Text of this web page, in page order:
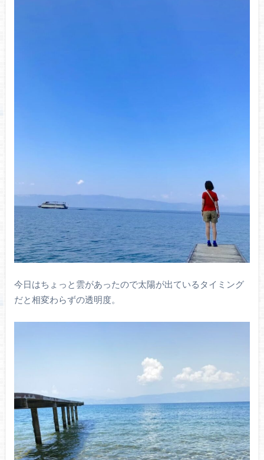
今日はちょっと雲があったので太陽が出ているタイミング
だと相変わらずの透明度。